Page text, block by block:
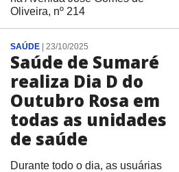
Oliveira, nº 214
SAÚDE| 23/10/2025
Saúde de Sumaré
realiza Dia D do
Outubro Rosa em
todas as unidades
de saúde
Durante todo o dia, as usuárias